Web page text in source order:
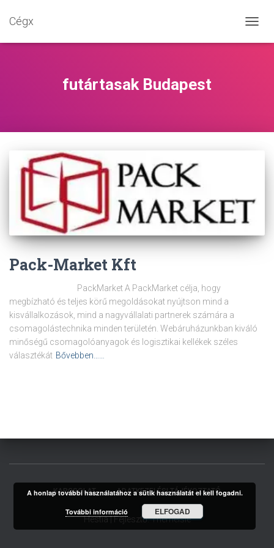
Cégx
BE-/
futártasak Budapest
Pack-Market Kft
PackMarket A PackMarket célja, hogy
megbízható és teljes körű megoldásokat nyújtson mind a
kisvállalkozások, mind a nagyvállalati partnerek számára a
csomagolástechnika minden területén. Webáruházunkban kiváló
minőségű csomagolóanyagok és logisztikai kellékek széles
választékát Bővebben……
KAPCSOLAT ADATKEZELÉSI TÁJÉKOZTATÓ
Hestia | Fejlesztő:ThemeIsle
A honlap további használatához a sütik használatát el kell fogadni.
További információ ELFOGAD